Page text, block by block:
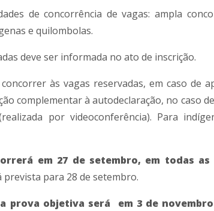
de concorrência de vagas: ampla
e quilombolas.
deve ser informada no ato de inscrição.
às vagas reservadas, em caso de
complementar à autodeclaração, no caso
por videoconferência). Para
em 27 de setembro, em todas as
para 28 de setembro.
prova objetiva será em 3 de